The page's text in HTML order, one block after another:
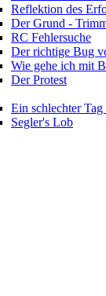
Reflektion des
Der Grund -
RC Fehlersuche
Der richtige Bug
Wie gehe ich mit
Der Protest
Ein schlechter Tag
Segler's Lob